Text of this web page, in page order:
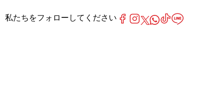
私たちをフォローしてください